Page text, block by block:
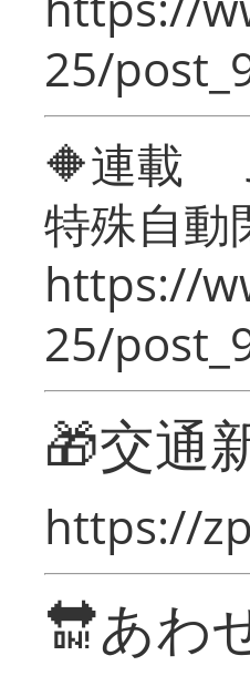
25/
🔶連載
特殊自動
https://
25/
🎁交通
https://
🔛あわ